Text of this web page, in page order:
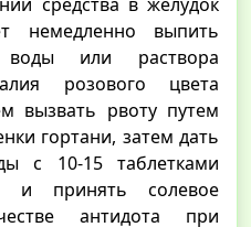
немедленно выпить
воды или раствора
розового цвета
вызвать рвоту путем
гортани, затем дать
с 10-15 таблетками
и принять солевое
антидота при